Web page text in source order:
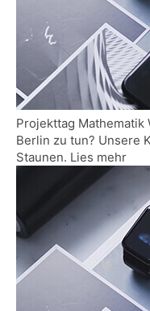
Projekttag Mathematik
Berlin zu tun? Unsere
Staunen. Lies mehr